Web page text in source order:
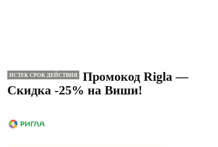
ИСТЕК СРОК ДЕЙСТВИЯ
Промокод Rigla —
Скидка -25% на Виши!